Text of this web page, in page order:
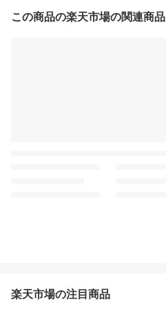
この商品の楽天市場の関連商品
楽天市場の注目商品